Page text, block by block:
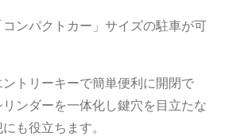
ンパクトカー」サイズの駐車が可
トリーキーで簡単便利に開閉で
ンダーを一体化し鍵穴を目立たな
も役立ちます。